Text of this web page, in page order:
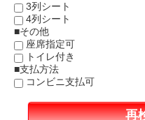
3列シート
4列シート
■その他
座席指定可
トイレ付き
■支払方法
コンビニ支払可